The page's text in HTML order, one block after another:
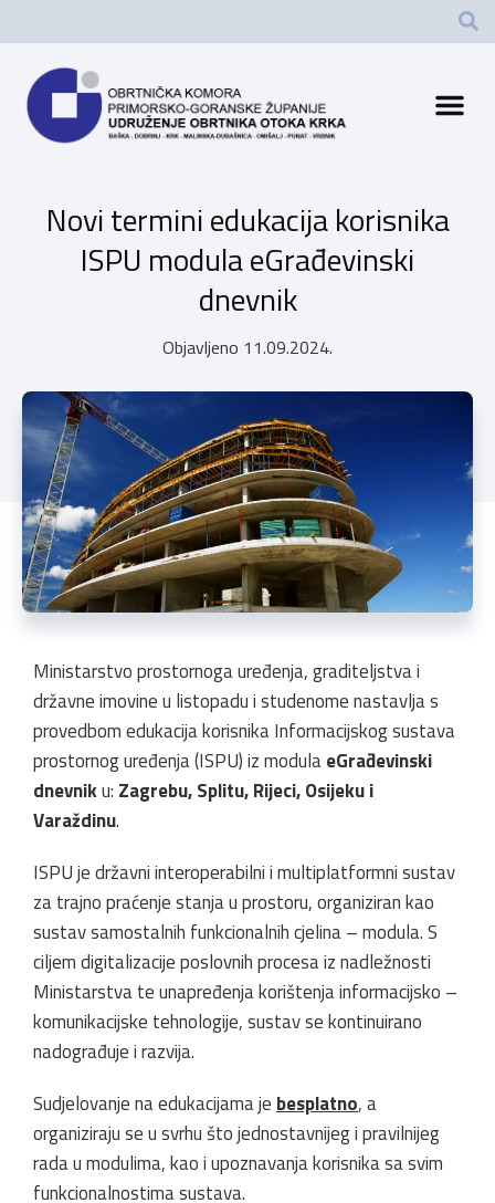
Novi termini edukacija korisnika
ISPU modula eGrađevinski
dnevnik
Objavljeno 11.09.2024.
Ministarstvo prostornoga uređenja, graditeljstva i
državne imovine u listopadu i studenome nastavlja s
provedbom edukacija korisnika Informacijskog sustava
prostornog uređenja (ISPU) iz modulaeGrađevinski
dnevniku: Zagrebu, Splitu, Rijeci, Osijeku i
Varaždinu.
ISPU je državni interoperabilni i multiplatformni sustav
za trajno praćenje stanja u prostoru, organiziran kao
sustav samostalnih funkcionalnih cjelina – modula. S
ciljem digitalizacije poslovnih procesa iz nadležnosti
Ministarstva te unapređenja korištenja informacijsko –
komunikacijske tehnologije, sustav se kontinuirano
nadograđuje i razvija.
Sudjelovanje na edukacijama je besplatno, a
organiziraju se u svrhu što jednostavnijeg i pravilnijeg
rada u modulima, kao i upoznavanja korisnika sa svim
funkcionalnostima sustava.